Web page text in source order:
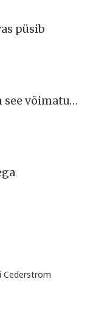
püsib
see võimatu…
Cederström